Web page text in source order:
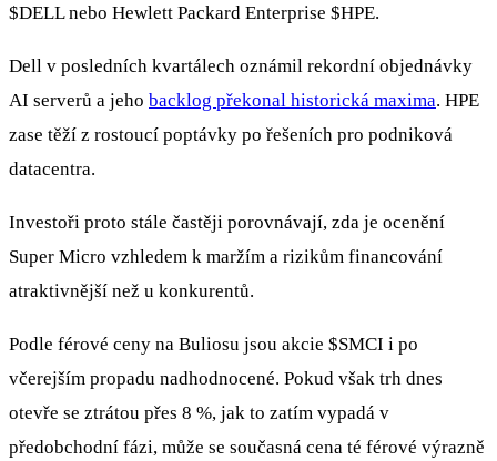
$DELLnebo Hewlett Packard Enterprise $HPE.
Dell v posledních kvartálech oznámil rekordní objednávky
AI serverů a jeho backlog překonal historická maxima. HPE
zase těží z rostoucí poptávky po řešeních pro podniková
datacentra.
Investoři proto stále častěji porovnávají, zda je ocenění
Super Micro vzhledem k maržím a rizikům financování
atraktivnější než u konkurentů.
Podle férové ceny na Buliosu jsou akcie $SMCI i po
včerejším propadu nadhodnocené. Pokud však trh dnes
otevře se ztrátou přes 8 %, jak to zatím vypadá v
předobchodní fázi, může se současná cena té férové výrazně